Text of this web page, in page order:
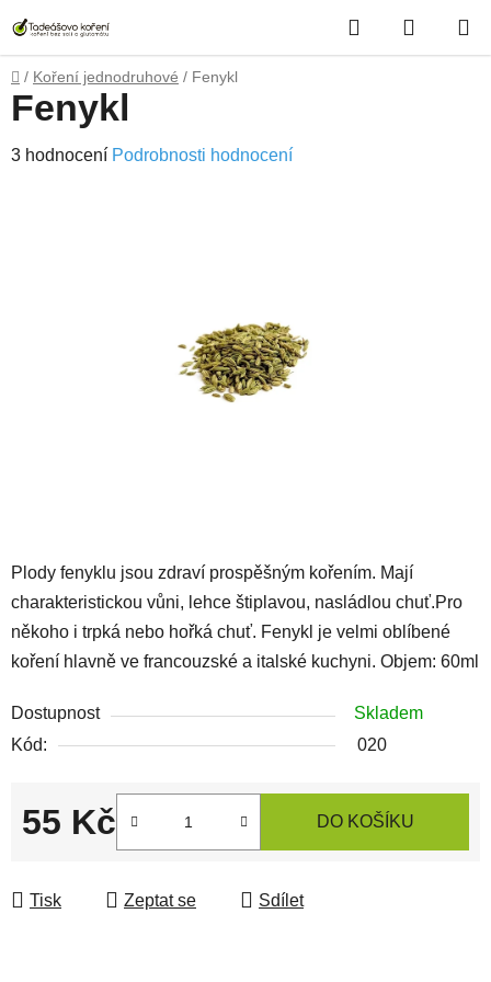
na
obsah
Hledat
KOŠÍK
Domů
/ Koření jednodruhové / Fenykl
Plody fenyklu jsou zdraví prospěšným kořením. Mají
charakteristickou vůni, lehce štiplavou, nasládlou chuť.Pro
někoho i trpká nebo hořká chuť. Fenykl je velmi oblíbené
koření hlavně ve francouzské a italské kuchyni. Objem: 60ml
Dostupnost
Skladem
Kód:
020
55 Kč
Měrná cena:
DO KOŠÍKU
Tisk Zeptat se Sdílet
Fenykl
Průměrné
3 hodnocení Podrobnosti hodnocení